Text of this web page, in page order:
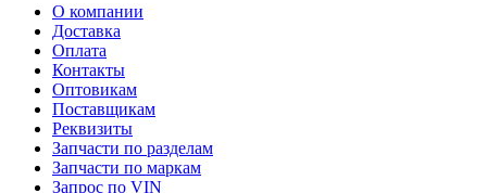
О компании
Доставка
Оплата
Контакты
Оптовикам
Поставщикам
Реквизиты
Запчасти по разделам
Запчасти по маркам
Запрос по VIN